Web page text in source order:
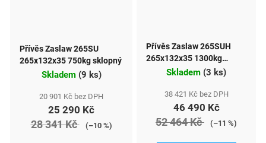
Přívěs Zaslaw 265SU
265x132x35 750kg sklopný
Skladem (9 ks)
20 901 Kč bez DPH
25 290 Kč
28 341 Kč (–10 %)
Přívěs Zaslaw 265SUH
265x132x35 1300kg
sklopnýSkladem (3 ks)
38 421 Kč bez DPH
46 490 Kč
52 464 Kč (–11 %)